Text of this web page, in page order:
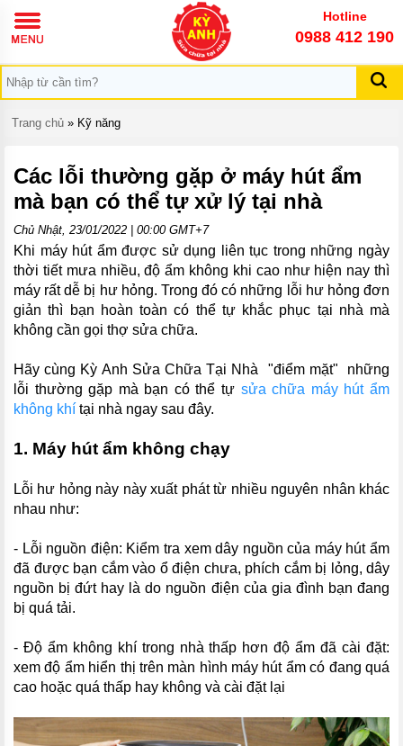
Hotline
0988 412 190
TRANG
CHỦ
GIỚI
THIỆU
VỤ
THỨC
KỸ
LIÊN
HỆ
Trang chủ » Kỹ năng
Các lỗi thường gặp ở máy hút ẩm
mà bạn có thể tự xử lý tại nhà
Chủ Nhật, 23/01/2022 | 00:00 GMT+7
Khi máy hút ẩm được sử dụng liên tục trong những ngày
thời tiết mưa nhiều, độ ẩm không khi cao như hiện nay thì
máy rất dễ bị hư hỏng. Trong đó có những lỗi hư hỏng đơn
giản thì bạn hoàn toàn có thể tự khắc phục tại nhà mà
không cần gọi thợ sửa chữa.
Hãy cùng Kỳ Anh Sửa Chữa Tại Nhà "điểm mặt" những
lỗi thường gặp mà bạn có thể tự sửa chữa máy hút ẩm
không khí tại nhà ngay sau đây.
1. Máy hút ẩm không chạy
Lỗi hư hỏng này này xuất phát từ nhiều nguyên nhân khác
nhau như:
- Lỗi nguồn điện: Kiểm tra xem dây nguồn của máy hút ẩm
đã được bạn cắm vào ổ điện chưa, phích cắm bị lỏng, dây
nguồn bị đứt hay là do nguồn điện của gia đình bạn đang
bị quá tải.
- Độ ẩm không khí trong nhà thấp hơn độ ẩm đã cài đặt:
xem độ ẩm hiển thị trên màn hình máy hút ẩm có đang quá
cao hoặc quá thấp hay không và cài đặt lại